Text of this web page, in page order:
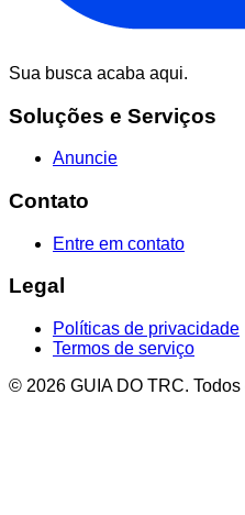
Sua busca acaba aqui.
Soluções e Serviços
Anuncie
Contato
Entre em contato
Legal
Políticas de privacidade
Termos de serviço
© 2026 GUIA DO TRC.